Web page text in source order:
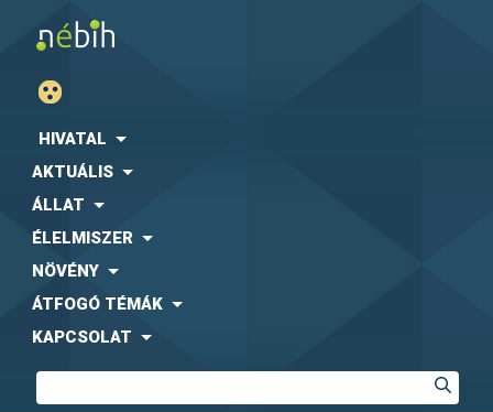
HIVATAL
AKTUÁLIS
ÁLLAT
ÉLELMISZER
NÖVÉNY
ÁTFOGÓ TÉMÁK
KAPCSOLAT